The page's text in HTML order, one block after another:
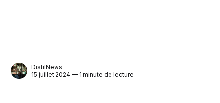
DistilNews
15 juillet 2024 — 1 minute de lecture